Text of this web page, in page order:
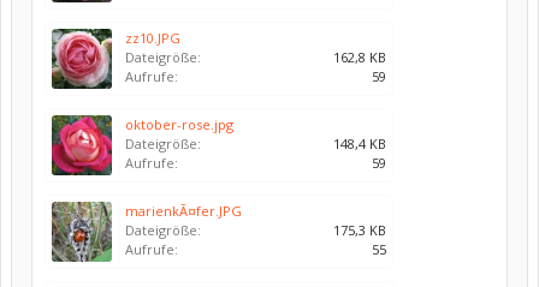
zz10.JPG
Dateigröße:
162,8 KB
Aufrufe:
59
oktober-rose.jpg
Dateigröße:
148,4 KB
Aufrufe:
59
marienkÃ¤fer.JPG
Dateigröße:
175,3 KB
Aufrufe:
55